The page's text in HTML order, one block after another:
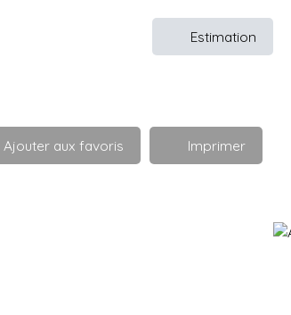
Estimation
Ajouter aux favoris Imprimer